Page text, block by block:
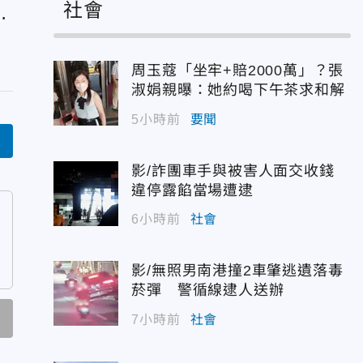
社會
周玉蔻「坐牢+賠2000萬」？張
淑娟親曝：她約喝下午茶求和解
5小時前 要聞
影/詐團車手與被害人面交收錢
違停露餡當場遭逮
6小時前 社會
影/無照男南港撞2車肇逃遺落毒
菸彈 警循線逮人送辦
7小時前 社會